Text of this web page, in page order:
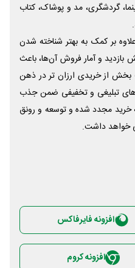
گردشگری، مد و پوشاک، کتاب
بر کمک به بهتر شناخته شدن
بازدید و آمار فروش آن‌ها، باعث
بخش از خریدی ارزان تر در ذهن
تبلیغی و تخفیفی ضمن جذب
خرید مجدد شده و توسعه و رونق
خواهد داشت.
افزونه فایرفاکس
افزونه کروم